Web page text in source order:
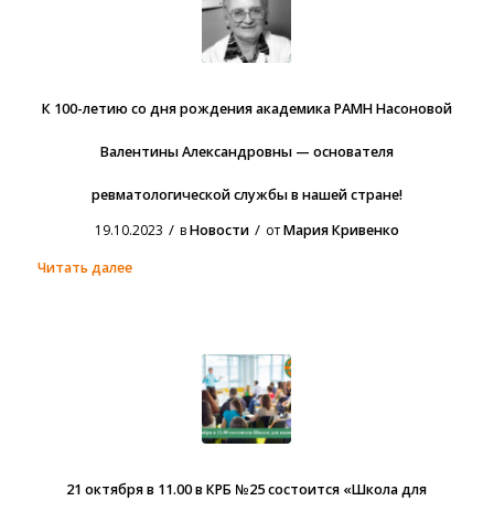
К 100-летию со дня рождения академика РАМН Насоновой
Валентины Александровны — основателя
ревматологической службы в нашей стране!
19.10.2023 / вНовости / отМария Кривенко
Читать далее
21 октября в 11.00 в КРБ №25 состоится «Школа для